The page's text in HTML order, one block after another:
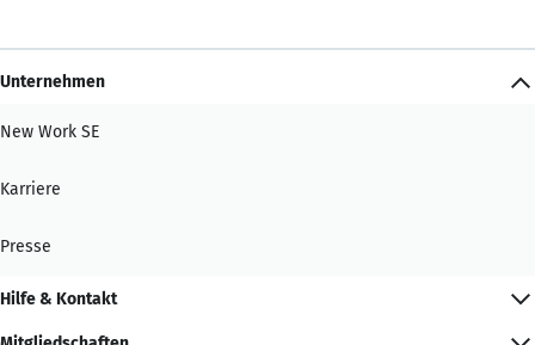
Unternehmen
New Work SE
Karriere
Presse
Hilfe & Kontakt